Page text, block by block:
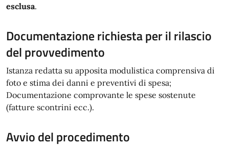
esclusa.
Documentazione richiesta per il rilascio
del provvedimento
Istanza redatta su apposita modulistica comprensiva di
foto e stima dei danni e preventivi di spesa;
Documentazione comprovante le spese sostenute
(fatture scontrini ecc.).
Avvio del procedimento